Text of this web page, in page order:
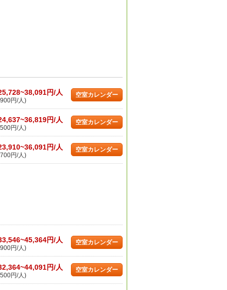
円/人
円/人)
空室カレンダー
円/人
円/人)
空室カレンダー
円/人
円/人)
空室カレンダー
円/人
円/人)
空室カレンダー
円/人
円/人)
空室カレンダー